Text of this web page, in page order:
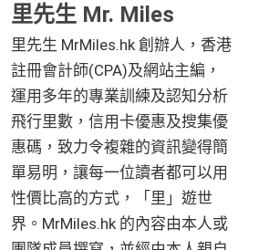
里先生 Mr. Miles
里先生 MrMiles.hk 創辦人，香港
註冊會計師(CPA)及網站主編，
運用多年的專業訓練及認知分析
飛行里數，信用卡優惠及搜集優
惠碼，致力令複雜的資訊變得簡
單易明，讓每一位讀者都可以用
性價比高的方式，「里」遊世
界。MrMiles.hk 的內容由本人或